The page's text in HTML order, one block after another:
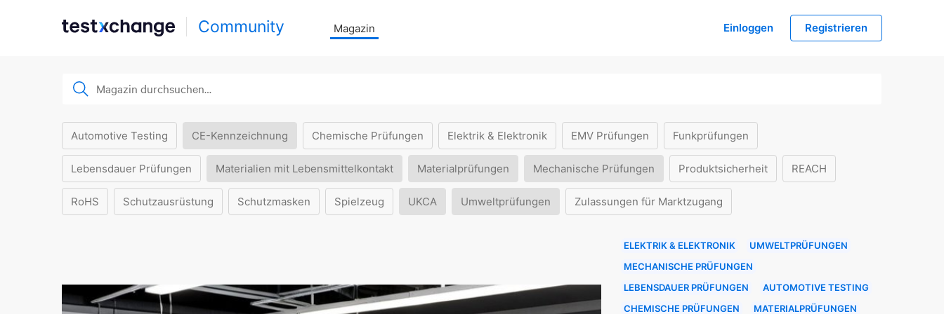
Community Magazin Einloggen Registrieren
Automotive Testing CE-Kennzeichnung Chemische Prüfungen Elektrik & Elektronik EMV Prüfungen Funkprüfungen
Lebensdauer Prüfungen Materialien mit Lebensmittelkontakt Materialprüfungen Mechanische Prüfungen Produktsicherheit REACH
RoHS Schutzausrüstung Schutzmasken Spielzeug UKCA Umweltprüfungen Zulassungen für Marktzugang
ELEKTRIK & ELEKTRONIK
UMWELTPRÜFUNGEN
MECHANISCHE PRÜFUNGEN
LEBENSDAUER PRÜFUNGEN
AUTOMOTIVE TESTING
CHEMISCHE PRÜFUNGEN
MATERIALPRÜFUNGEN